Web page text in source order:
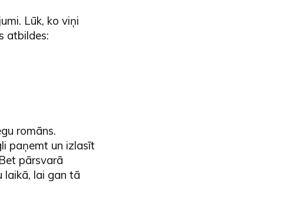
Lūk, ko viņi
atbildes:
romāns.
paņemt un izlasīt
pārsvarā
laikā, lai gan tā